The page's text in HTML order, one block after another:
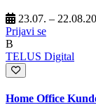
23.07. –
Prijavi se
B
TELUS Digital
Home Office